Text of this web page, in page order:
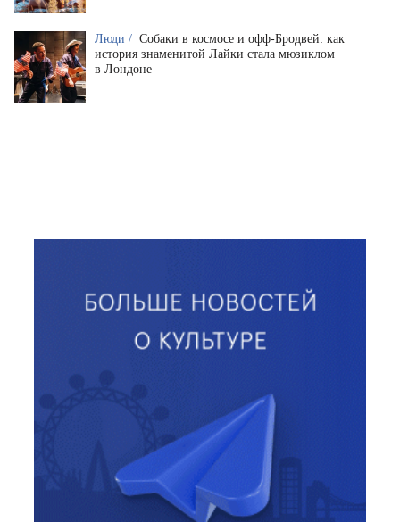
Люди / Собаки в космосе и офф-Бродвей: как
история знаменитой Лайки стала мюзиклом
в Лондоне